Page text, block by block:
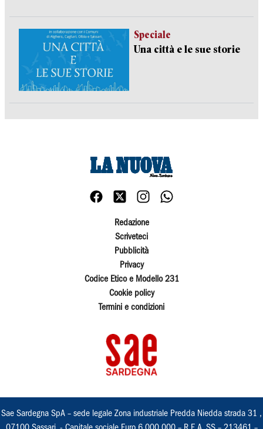
Speciale
Una città e le sue storie
Redazione
Scriveteci
Pubblicità
Privacy
Codice Etico e Modello 231
Cookie policy
Termini e condizioni
Sae Sardegna SpA – sede legale Zona industriale Predda Niedda strada 31 ,